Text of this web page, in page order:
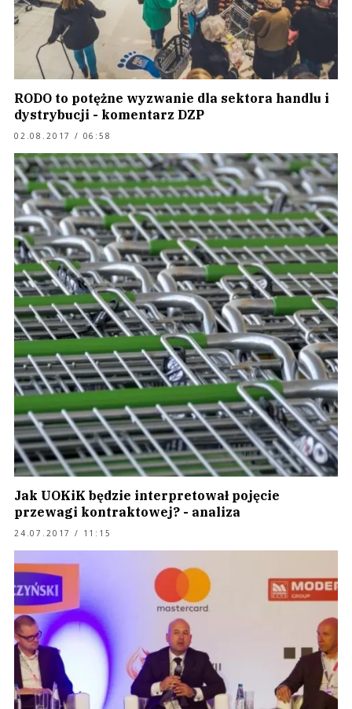
RODO to potężne wyzwanie dla sektora handlu i
dystrybucji - komentarz DZP
02.08.2017 / 06:58
Jak UOKiK będzie interpretował pojęcie
przewagi kontraktowej? - analiza
24.07.2017 / 11:15